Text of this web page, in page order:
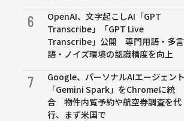
6
OpenAI、文字起こしAI「GPT
Transcribe」「GPT Live
Transcribe」公開 専門用語・多言
語・ノイズ環境の認識精度を向上
7
Google、パーソナルAIエージェント
「Gemini Spark」をChromeに統
合 物件内覧予約や航空券調査を代
行、まず米国で